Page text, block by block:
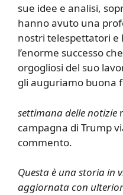
sue idee e analisi,
hanno avuto una
nostri telespettatori e
l’enorme successo
orgogliosi del suo
gli auguriamo buona
settimana delle notizie
campagna di Trump
commento.
Questa è una storia in
aggiornata con